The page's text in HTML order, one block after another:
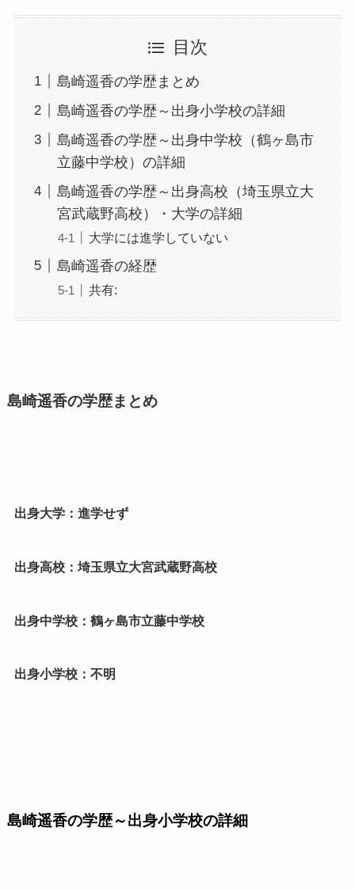
目次
島崎遥香の学歴まとめ
島崎遥香の学歴～出身小学校の詳細
島崎遥香の学歴～出身中学校（鶴ヶ島市
立藤中学校）の詳細
島崎遥香の学歴～出身高校（埼玉県立大
宮武蔵野高校）・大学の詳細
大学には進学していない
島崎遥香の経歴
共有:
島崎遥香の学歴まとめ
出身大学：進学せず
出身高校：埼玉県立大宮武蔵野高校
出身中学校：鶴ヶ島市立藤中学校
出身小学校：不明
島崎遥香の学歴～出身小学校の詳細